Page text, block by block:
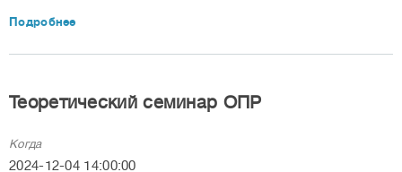
Подробнее
Теоретический семинар ОПР
Когда
2024-12-04 14:00:00